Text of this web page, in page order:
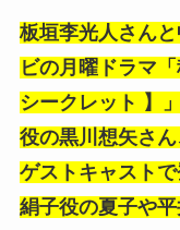
板垣李光人さん
ビの月曜ドラマ
シークレット 】
役の黒川想矢さん
ゲストキャスト
絹子役の夏子や